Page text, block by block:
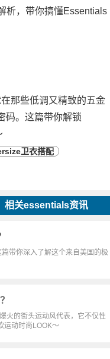
析，带你搞懂Essentials
那些低调又精致的五金
码。这篇带你解锁
卫衣搭配
相关essentials资讯
带你深入了解这个来自美国的极
火的街头运动风代表，它不仅性
运动时尚LOOK～